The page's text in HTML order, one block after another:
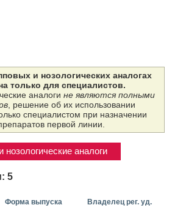
и нозологических аналогах
только для специалистов.
аналоги не являются полными
, решение об их использовании
специалистом при назначении
первой линии.
аналоги
5
Форма выпуска Владелец рег. уд.